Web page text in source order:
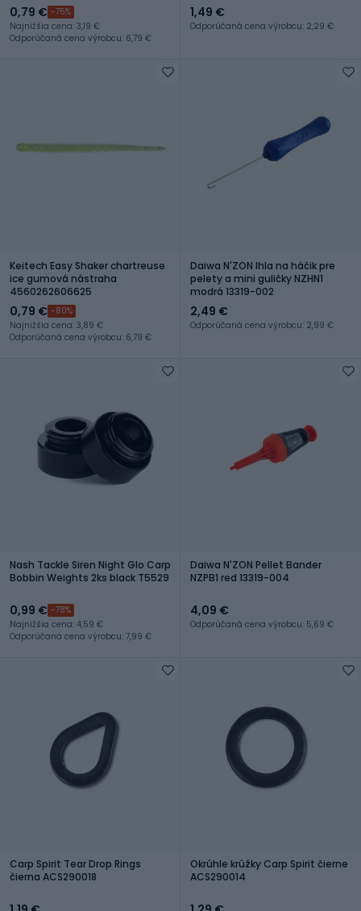
0,79 € -75%
Najnižšia cena: 3,19 €
Odporúčaná cena výrobcu: 6,79 €
1,49 €
Odporúčaná cena výrobcu: 2,29 €
Keitech Easy Shaker chartreuse
ice gumová nástraha
4560262606625
0,79 € -80%
Najnižšia cena: 3,89 €
Odporúčaná cena výrobcu: 6,79 €
Daiwa N'ZON Ihla na háčik pre
pelety a mini guličky NZHN1
modrá 13319-002
2,49 €
Odporúčaná cena výrobcu: 2,99 €
Nash Tackle Siren Night Glo Carp
Bobbin Weights 2ks black T5529
0,99 € -78%
Najnižšia cena: 4,59 €
Odporúčaná cena výrobcu: 7,99 €
Daiwa N'ZON Pellet Bander
NZPB1 red 13319-004
4,09 €
Odporúčaná cena výrobcu: 5,69 €
Carp Spirit Tear Drop Rings
čierna ACS290018
Okrúhle krúžky Carp Spirit čierne
ACS290014